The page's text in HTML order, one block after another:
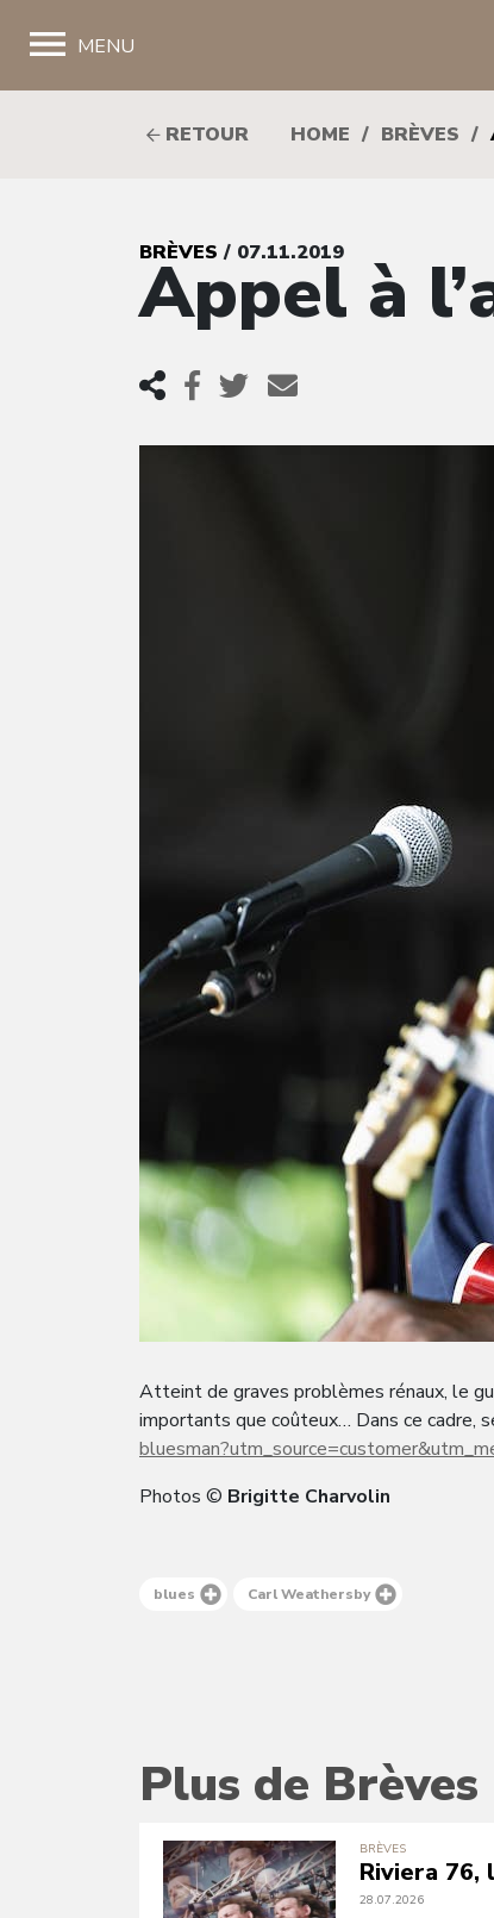
MENU
RETOUR HOME / BRÈVES /
BRÈVES / 07.11.2019
Appel à
Atteint de graves problèmes rénaux, le
importants que coûteux… Dans ce cadre,
Photos © Brigitte Charvolin
blues Carl Weathersby
Plus de Brèves
BRÈVES
Riviera 76,
28.07.2026